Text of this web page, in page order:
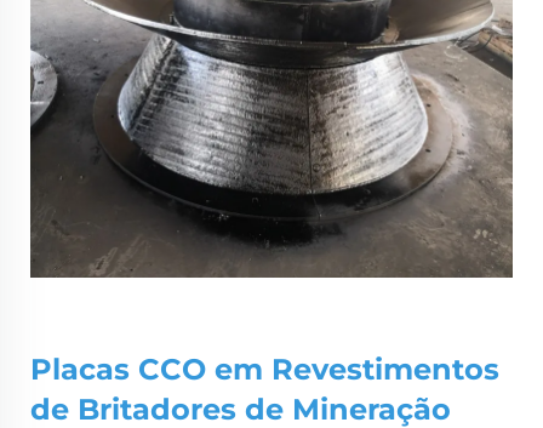
Placas CCO em Revestimentos
de Britadores de Mineração